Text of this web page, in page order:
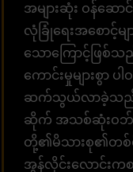
အများဆုံး ဝန်ဆော
လုံခြုံရေးအစောင့်
သောကြောင့်ဖြစ်
ကောင်းမှုများစွာ
ဆက်သွယ်လာခဲ့သည်။
ဆိုက် အသစ်ဆုံးဝဘ်ဆိုဒ်
တို့၏မိသားစု၏တစ်စိ
အွန်လိုင်းလောင်းကစာ